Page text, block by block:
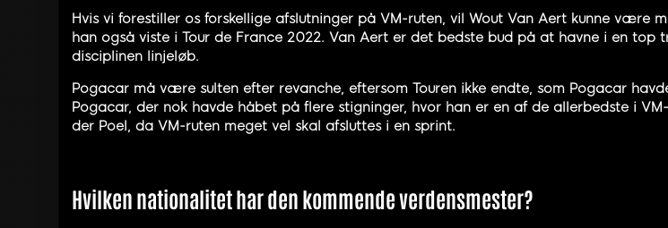
Hvis vi forestiller os forskellige afslutninger på VM-ruten, vil Wout Van Aert kunne være
han også viste i Tour de France 2022. Van Aert er det bedste bud på at havne i en
disciplinen linjeløb.
Pogacar må være sulten efter revanche, eftersom Touren ikke endte, som Pogacar
Pogacar, der nok havde håbet på flere stigninger, hvor han er en af de allerbedste i
der Poel, da VM-ruten meget vel skal afsluttes i en sprint.
Hvilken nationalitet har den kommende verdensmester?